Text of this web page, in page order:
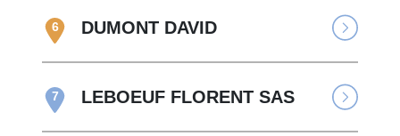
6 DUMONT DAVID
7 LEBOEUF FLORENT SAS